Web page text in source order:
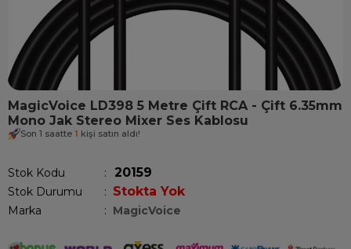
MagicVoice LD398 5 Metre Çift RCA - Çift 6.35mm
Mono Jak Stereo Mixer Ses Kablosu
Son 1 saatte 1 kişi satın aldı!
Stok Kodu 20159
Stok Durumu : Stokta Yok
Marka : MagicVoice